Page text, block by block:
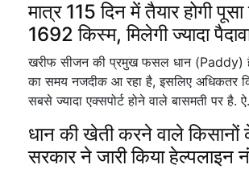
मात्र 115 दिन में तैयार होगी पूसा
1692 किस्म, मिलेगी ज्यादा
खरीफ सीजन की प्रमुख फसल धान (Paddy)
का समय नजदीक आ रहा है, इसलिए अधिकतर
सबसे ज्यादा एक्सपोर्ट होने वाले बासमती पर है.
धान की खेती करने वाले किसानों
सरकार ने जारी किया हेल्पलाइन